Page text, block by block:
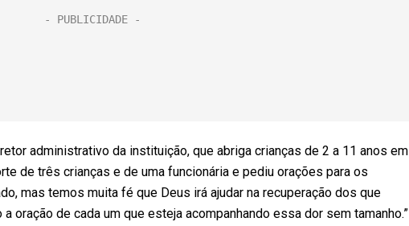
administrativo da instituição, que abriga crianças de 2 a 11 anos em
de três crianças e de uma funcionária e pediu orações para os
mas temos muita fé que Deus irá ajudar na recuperação dos que
oração de cada um que esteja acompanhando essa dor sem tamanho.”